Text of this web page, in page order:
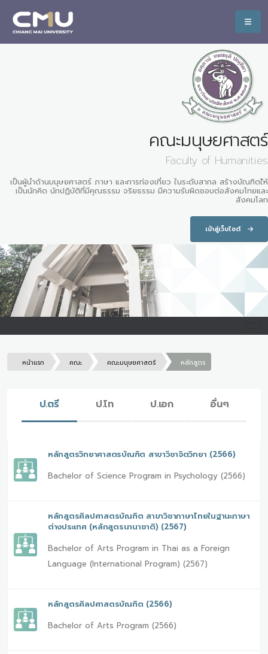
คณะมนุษยศาสตร์
Faculty of Humanities
เป็นผู้นำด้านมนุษยศาสตร์ ภาษา และการท่องเที่ยว ในระดับสากล สร้างบัณฑิตใ้ห้
เป็นนักคิด นักปฏิบัติที่มีคุณธรรม จริยธรรม มีความรับผิดชอบต่อสังคมไทยและ
สังคมโลก
เข้าสู่เว็บไซต์
หน้าแรก คณะ คณะมนุษยศาสตร์ หลักสูตร
ป.ตรี ป.โท ป.เอก อื่นๆ
หลักสูตรวิทยาศาสตรบัณฑิต สาขาวิชาจิตวิทยา (2566)
Bachelor of Science Program in Psychology (2566)
หลักสูตรศิลปศาสตรบัณฑิต สาขาวิชาภาษาไทยในฐานะภาษา
ต่างประเทศ (หลักสูตรนานาชาติ) (2567)
Bachelor of Arts Program in Thai as a Foreign
Language (International Program) (2567)
หลักสูตรศิลปศาสตรบัณฑิต (2566)
Bachelor of Arts Program (2566)